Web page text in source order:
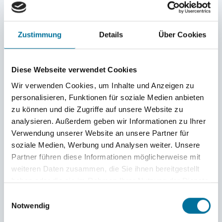
Zustimmung Details Über Cookies
Diese Webseite verwendet Cookies
Wir verwenden Cookies, um Inhalte und Anzeigen zu
personalisieren, Funktionen für soziale Medien anbieten
zu können und die Zugriffe auf unsere Website zu
analysieren. Außerdem geben wir Informationen zu Ihrer
Verwendung unserer Website an unsere Partner für
soziale Medien, Werbung und Analysen weiter. Unsere
Partner führen diese Informationen möglicherweise mit
weiteren Daten zusammen, die Sie ihnen bereitgestellt
haben oder die sie im Rahmen Ihrer Nutzung der Dienste
Notwendig
um loszulassen. Die Beteiligten (Schüler:innen,
Pädagog:innen, Eltern, Shore-Crew, Hermann Lietz-
Schule …) nutzen die Gelegenheit zu Resümee und
Gegen 13.00 Uhr gehen die Reisenden samt Gepäck
von Bord.
Ab dann besteht nur für die Angehörigen die
Möglichkeit, kurz das Schiff zu besichtigen. Das ist
jedoch nur mit Anmeldung und Vorlage des
Personalausweises möglich.
Gewöhnlich ist an der Pier noch bis ca. 15:00 Uhr
Abgestiegenen endgültig Abschiednehmen von ihren